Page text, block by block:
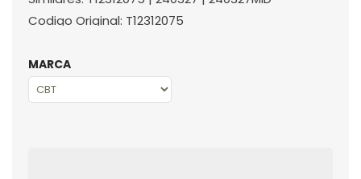
Codigo Original: T12312075
MARCA